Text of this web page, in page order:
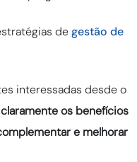
degestão de
interessadas desde o
os benefícios
e melhorar